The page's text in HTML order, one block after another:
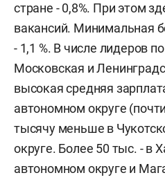
стране - 0,8%. При этом
вакансий. Минимальная
- 1,1 %. В числе лидеров
Московская и
высокая средняя
автономном округе
тысячу меньше в
округе. Более 50 тыс. - в
автономном округе и